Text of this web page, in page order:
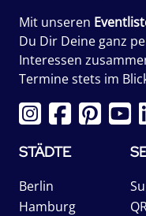
Mit unseren
Du Dir Deine ganz
Interessen
Termine stets im
STÄDTE
Berlin
Hamburg